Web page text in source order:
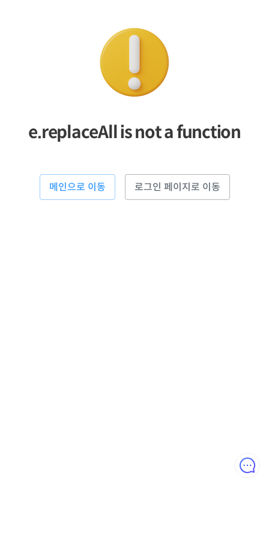
e.replaceAll is not a function
메인으로 이동 로그인 페이지로 이동